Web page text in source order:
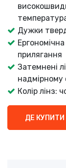
Дужки
прилягання
Затемнені
надмірному
Колір лінз:
ДЕ КУПИТИ